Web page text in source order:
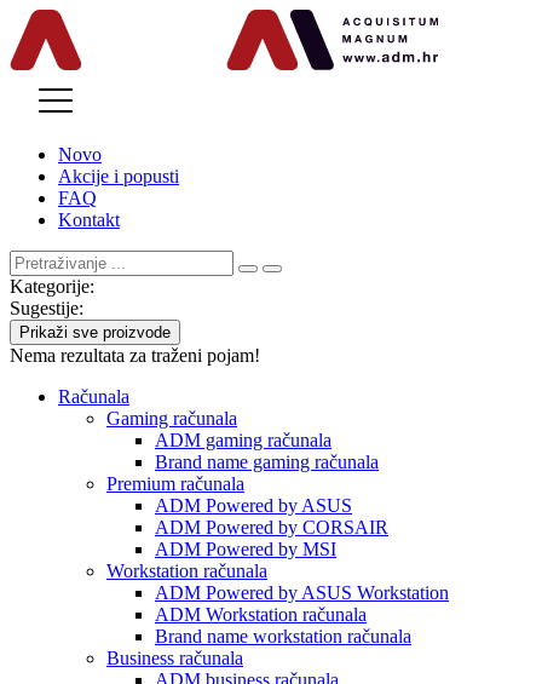
Novo
Akcije i popusti
FAQ
Kontakt
Kategorije:
Sugestije:
Prikaži sve proizvode
Nema rezultata za traženi pojam!
Računala
Gaming računala
ADM gaming računala
Brand name gaming računala
Premium računala
ADM Powered by ASUS
ADM Powered by CORSAIR
ADM Powered by MSI
Workstation računala
ADM Powered by ASUS Workstation
ADM Workstation računala
Brand name workstation računala
Business računala
ADM business računala